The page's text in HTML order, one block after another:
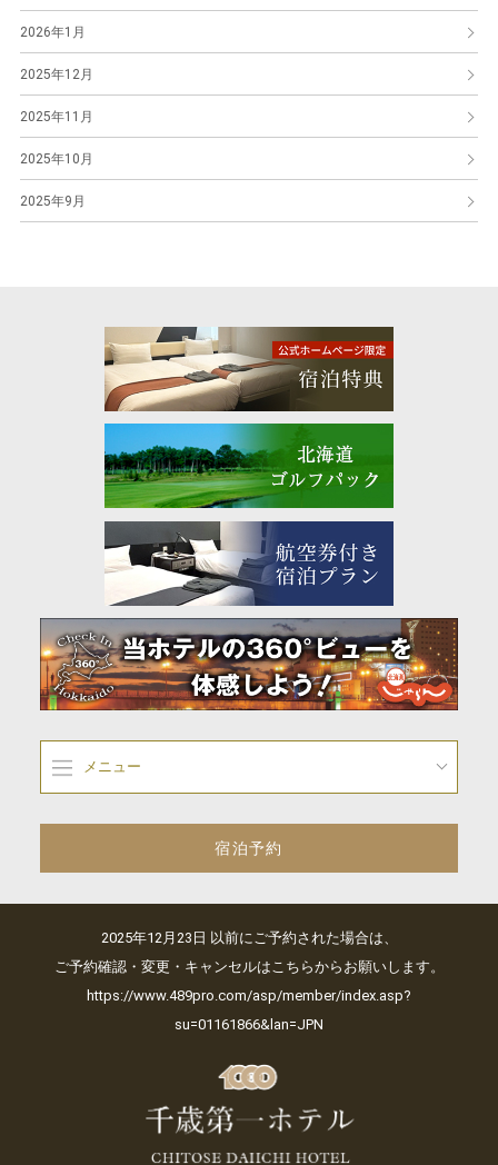
2026年1月
2025年12月
2025年11月
2025年10月
2025年9月
メニュー
宿泊予約
2025年12月23日 以前にご予約された場合は、
ご予約確認・変更・キャンセルはこちらからお願いします。
https://www.489pro.com/asp/member/index.asp?
su=01161866&lan=JPN